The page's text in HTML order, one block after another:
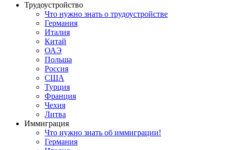
Трудоустройство
Что нужно знать о трудоустройстве
Германия
Италия
Китай
ОАЭ
Польша
Россия
США
Турция
Франция
Чехия
Литва
Иммиграция
Что нужно знать об иммиграции!
Германия